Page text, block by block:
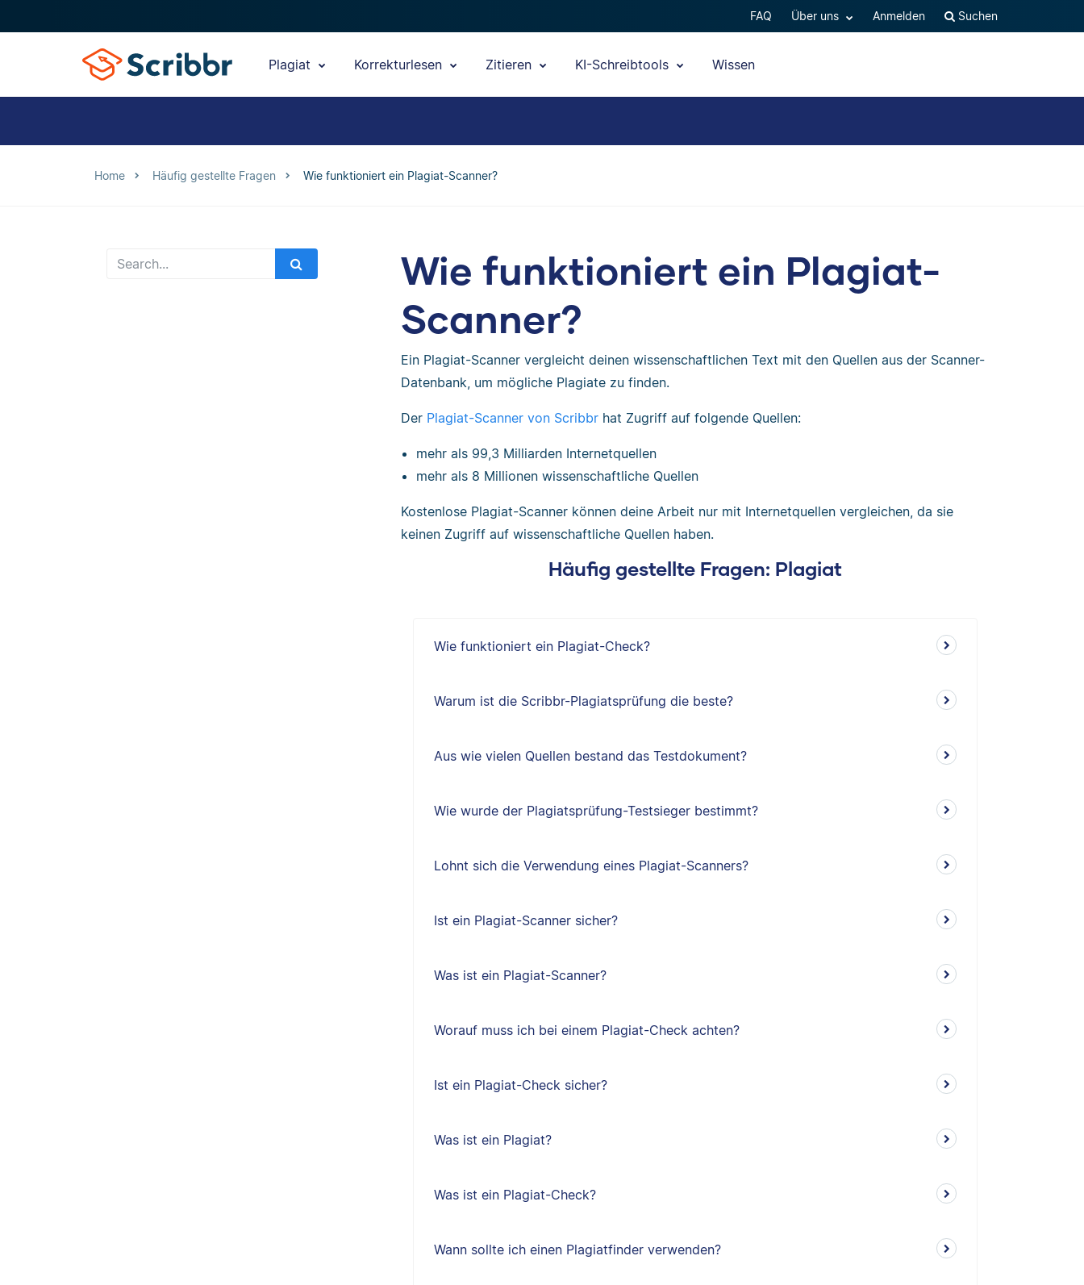
FAQ Über uns Anmelden Suchen
Plagiat Korrekturlesen Zitieren KI-Schreibtools Wissen
Home Häufig gestellte Fragen Wie funktioniert ein Plagiat-Scanner?
Wie funktioniert ein Plagiat-
Scanner?
Ein Plagiat-Scanner vergleicht deinen wissenschaftlichen Text mit den Quellen aus der Scanner-
Datenbank, um mögliche Plagiate zu finden.
Der Plagiat-Scanner von Scribbrhat Zugriff auf folgende Quellen:
mehr als 99,3 Milliarden Internetquellen
mehr als 8 Millionen wissenschaftliche Quellen
Kostenlose Plagiat-Scanner können deine Arbeit nur mit Internetquellen vergleichen, da sie
keinen Zugriff auf wissenschaftliche Quellen haben.
Häufig gestellte Fragen: Plagiat
Wie funktioniert ein Plagiat-Check?
Warum ist die Scribbr-Plagiatsprüfung die beste?
Aus wie vielen Quellen bestand das Testdokument?
Wie wurde der Plagiatsprüfung-Testsieger bestimmt?
Lohnt sich die Verwendung eines Plagiat-Scanners?
Ist ein Plagiat-Scanner sicher?
Was ist ein Plagiat-Scanner?
Worauf muss ich bei einem Plagiat-Check achten?
Ist ein Plagiat-Check sicher?
Was ist ein Plagiat?
Was ist ein Plagiat-Check?
Wann sollte ich einen Plagiatfinder verwenden?